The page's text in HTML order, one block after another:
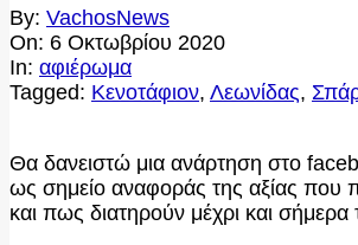
By: VachosNews
On: 6 Οκτωβρίου 2020
In: αφιέρωμα
Tagged: Κενοτάφιον, Λεωνίδας,
Θα δανειστώ μια ανάρτηση στο
ως σημείο αναφοράς της αξίας που
και πως διατηρούν μέχρι και σήμερα